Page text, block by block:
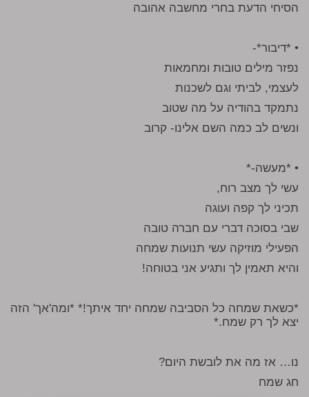
הסיחי הדעת בחרי מחשבה אהובה
• *דיבור*-
נפזר מילים טובות ומחמאות
לעצמי, לביתי וגם לשכנות
נתמקד בהודיה על מה שטוב
ונשים לב כמה השם אלינו- קרוב
• *מעשה-*
עשי לך מצב רוח,
תכיני לך קפה ועוגה
שבי בסוכה דברי עם חברה טובה
הפעילי מוזיקה עשי תנועות שמחה
והיא תאמין לך ותגיע אני בטוחה!
*כשאת שמחה כל הסביבה שמחה יחד איתך!* *ומה'אך' הזה
יצא לך רק שמח.*
נו… אז מה את לובשת היום?
חג שמח